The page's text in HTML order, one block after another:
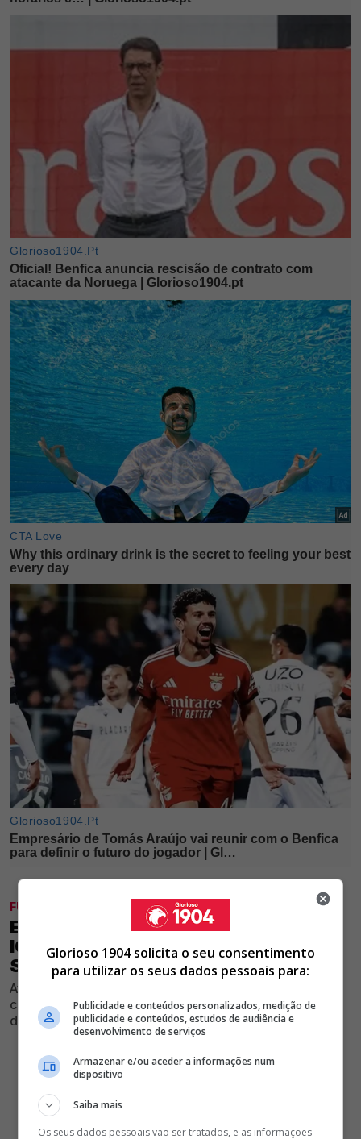
FUTEBOL
EXCLUSIVO GLORIOSO 1904 - MAURO
ICARDI A CAMINHO DO BENFICA?
SAIBA O QUE QUEREM AS ÁGUIAS
Avançado internacional argentino terminou contrato
com o Galatasaray e é um dos principais nomes na lista
de jogadores livres no mercado
Glorioso 1904 solicita o seu consentimento
para utilizar os seus dados pessoais para:
Publicidade e conteúdos personalizados, medição de
publicidade e conteúdos, estudos de audiência e
desenvolvimento de serviços
Armazenar e/ou aceder a informações num
dispositivo
Saiba mais
Os seus dados pessoais vão ser tratados, e as informações